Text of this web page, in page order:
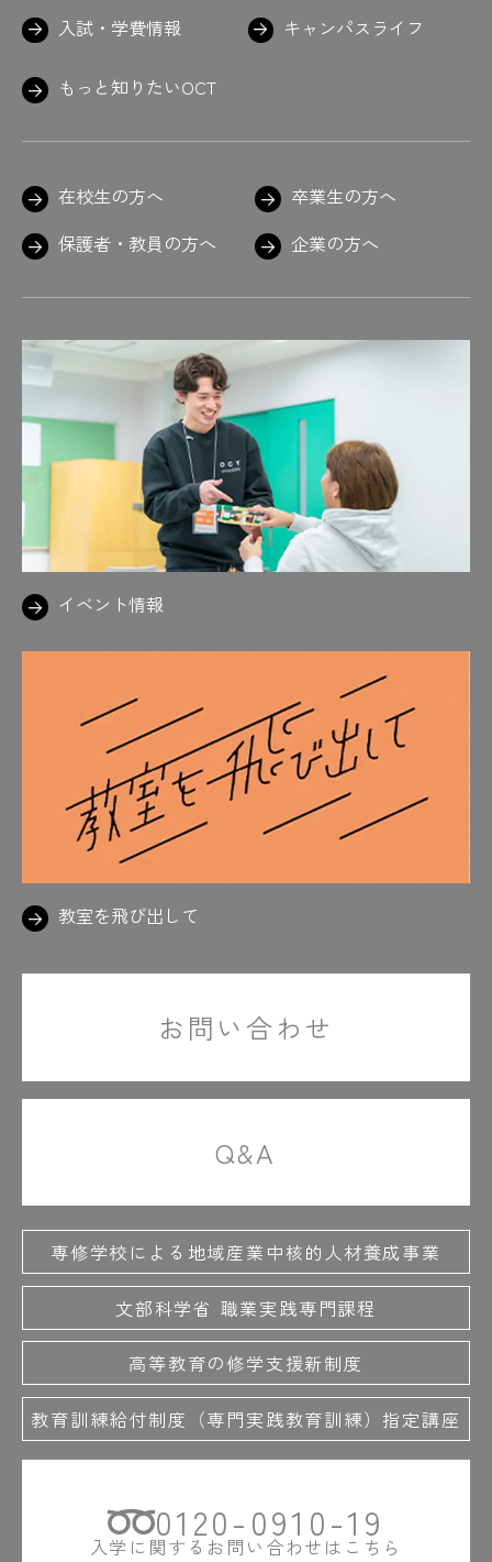
0120-0910-19
入学に関するお問い合わせはこちら
入試・学費情報 キャンパスライフ
もっと知りたいOCT
在校生の方へ
卒業生の方へ
保護者・教員の方へ
企業の方へ
イベント情報
教室を飛び出して
お問い合わせ
Q&A
専修学校による地域産業中核的人材養成事業
文部科学省 職業実践専門課程
高等教育の修学支援新制度
教育訓練給付制度（専門実践教育訓練）指定講座